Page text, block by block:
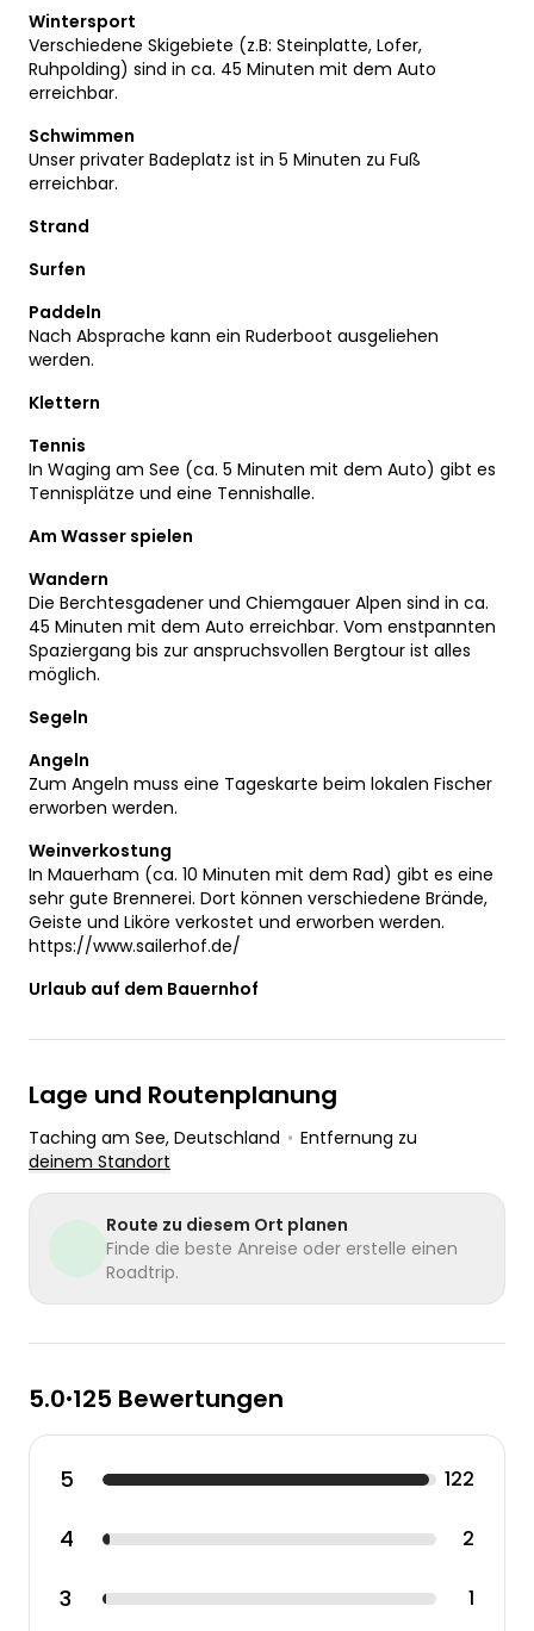
Wintersport
Verschiedene Skigebiete (z.B: Steinplatte, Lofer,
Ruhpolding) sind in ca. 45 Minuten mit dem Auto
erreichbar.
Schwimmen
Unser privater Badeplatz ist in 5 Minuten zu Fuß
erreichbar.
Strand
Surfen
Paddeln
Nach Absprache kann ein Ruderboot ausgeliehen
werden.
Klettern
Tennis
In Waging am See (ca. 5 Minuten mit dem Auto) gibt es
Tennisplätze und eine Tennishalle.
Am Wasser spielen
Wandern
Die Berchtesgadener und Chiemgauer Alpen sind in ca.
45 Minuten mit dem Auto erreichbar. Vom enstpannten
Spaziergang bis zur anspruchsvollen Bergtour ist alles
möglich.
Segeln
Angeln
Zum Angeln muss eine Tageskarte beim lokalen Fischer
erworben werden.
Weinverkostung
In Mauerham (ca. 10 Minuten mit dem Rad) gibt es eine
sehr gute Brennerei. Dort können verschiedene Brände,
Geiste und Liköre verkostet und erworben werden.
https://www.sailerhof.de/
Urlaub auf dem Bauernhof
Lage und Routenplanung
Taching am See, Deutschland • Entfernung zu
deinem Standort
Route zu diesem Ort planen
Finde die beste Anreise oder erstelle einen
Roadtrip.
5.0•125 Bewertungen
5 122
4 2
3 1